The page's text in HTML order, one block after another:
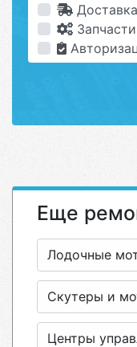
Доставка
Запчасти
Еще
Лодочные
Скутеры и
Центры